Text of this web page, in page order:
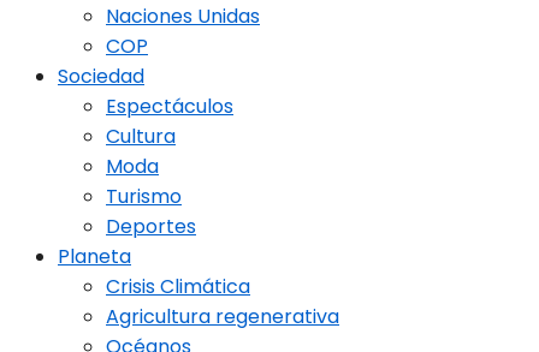
Naciones Unidas
COP
Sociedad
Espectáculos
Cultura
Moda
Turismo
Deportes
Planeta
Crisis Climática
Agricultura regenerativa
Océanos